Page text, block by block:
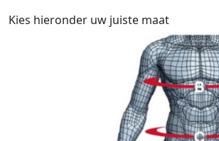
Kies hieronder uw juiste maat